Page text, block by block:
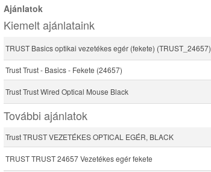
Ajánlatok
Kiemelt ajánlataink
TRUST Basics optikai vezetékes egér (fekete) (TRUST_24657)
Trust Trust - Basics - Fekete (24657)
Trust Trust Wired Optical Mouse Black
További ajánlatok
Trust TRUST VEZETÉKES OPTICAL EGÉR, BLACK
TRUST TRUST 24657 Vezetékes egér fekete